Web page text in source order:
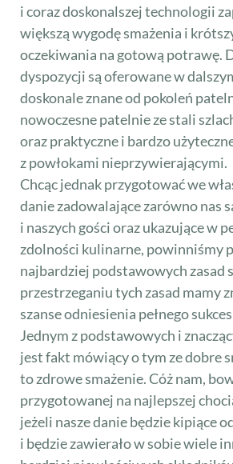
i coraz doskonalszej technologii
większą wygodę smażenia i
oczekiwania na gotową potrawę.
dyspozycji są oferowane w
doskonale znane od pokoleń
nowoczesne patelnie ze stali
oraz praktyczne i bardzo
z powłokami nieprzywierającymi.
Chcąc jednak przygotować we
danie zadowalające zarówno nas
i naszych gości oraz ukazujące w
zdolności kulinarne, powinniśmy
najbardziej podstawowych zasad
przestrzeganiu tych zasad mamy
szanse odniesienia pełnego
Jednym z podstawowych i
jest fakt mówiący o tym ze dobre
to zdrowe smażenie. Cóż nam,
przygotowanej na najlepszej
jeżeli nasze danie będzie kipiące
i będzie zawierało w sobie wiele